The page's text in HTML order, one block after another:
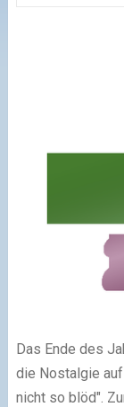
Das Ende des
die Nostalgie
nicht so blöd".